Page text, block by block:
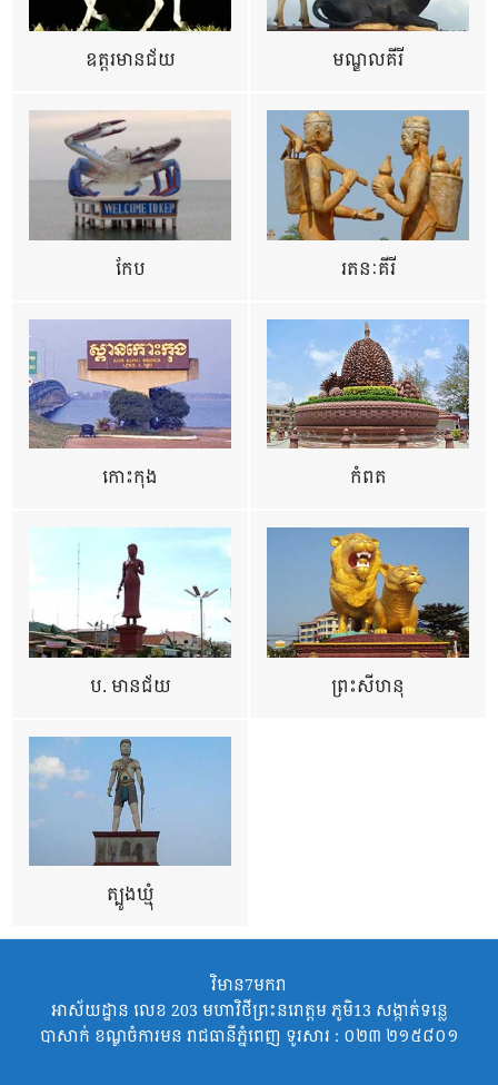
ឧត្ដរមានជ័យ មណ្ឌលគីរី
កែប រតនៈគីរី
កោះកុង កំពត
ប. មានជ័យ ព្រះសីហនុ
ត្បូងឃ្មុំ
វិមាន7មករា
អាស័យដ្ឋាន លេខ 203 មហាវិថីព្រះនរោត្តម ភូមិ13 សង្កាត់ទន្លេ
បាសាក់ ខណ្ឌចំការមន រាជធានីភ្នំពេញ ទូរសារ : ០២៣ ២១៥៨០១